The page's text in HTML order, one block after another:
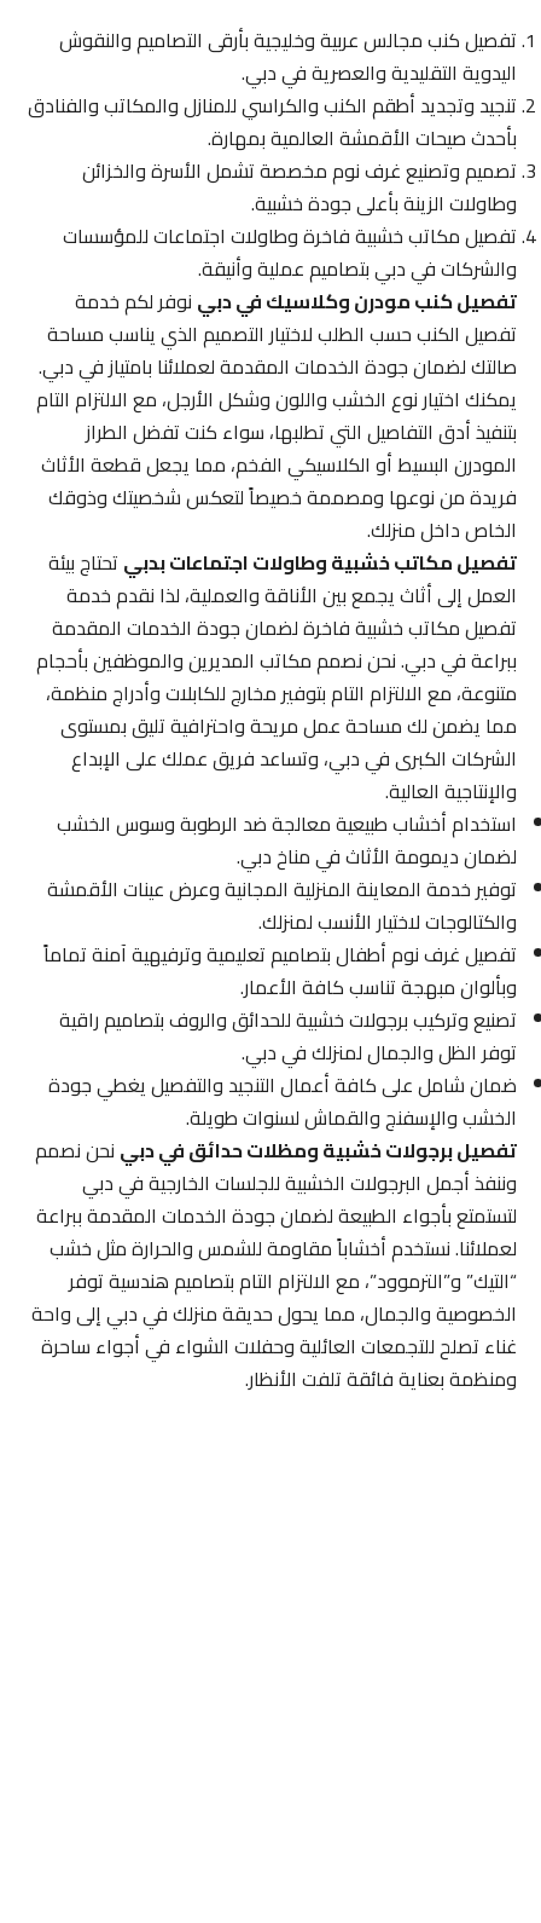
تفصيل كنب مجالس عربية وخليجية بأرقى التصاميم والنقوش
اليدوية التقليدية والعصرية في دبي.
تنجيد وتجديد أطقم الكنب والكراسي للمنازل والمكاتب والفنادق
بأحدث صيحات الأقمشة العالمية بمهارة.
تصميم وتصنيع غرف نوم مخصصة تشمل الأسرة والخزائن
وطاولات الزينة بأعلى جودة خشبية.
تفصيل مكاتب خشبية فاخرة وطاولات اجتماعات للمؤسسات
والشركات في دبي بتصاميم عملية وأنيقة.
تفصيل كنب مودرن وكلاسيك في دبينوفر لكم خدمة
تفصيل الكنب حسب الطلب لاختيار التصميم الذي يناسب مساحة
صالتك لضمان جودة الخدمات المقدمة لعملائنا بامتياز في دبي.
يمكنك اختيار نوع الخشب واللون وشكل الأرجل، مع الالتزام التام
بتنفيذ أدق التفاصيل التي تطلبها، سواء كنت تفضل الطراز
المودرن البسيط أو الكلاسيكي الفخم، مما يجعل قطعة الأثاث
فريدة من نوعها ومصممة خصيصاً لتعكس شخصيتك وذوقك
الخاص داخل منزلك.
تفصيل مكاتب خشبية وطاولات اجتماعات بدبيتحتاج بيئة
العمل إلى أثاث يجمع بين الأناقة والعملية، لذا نقدم خدمة
تفصيل مكاتب خشبية فاخرة لضمان جودة الخدمات المقدمة
ببراعة في دبي. نحن نصمم مكاتب المديرين والموظفين بأحجام
متنوعة، مع الالتزام التام بتوفير مخارج للكابلات وأدراج منظمة،
مما يضمن لك مساحة عمل مريحة واحترافية تليق بمستوى
الشركات الكبرى في دبي، وتساعد فريق عملك على الإبداع
والإنتاجية العالية.
استخدام أخشاب طبيعية معالجة ضد الرطوبة وسوس الخشب
لضمان ديمومة الأثاث في مناخ دبي.
توفير خدمة المعاينة المنزلية المجانية وعرض عينات الأقمشة
والكتالوجات لاختيار الأنسب لمنزلك.
تفصيل غرف نوم أطفال بتصاميم تعليمية وترفيهية آمنة تماماً
وبألوان مبهجة تناسب كافة الأعمار.
تصنيع وتركيب برجولات خشبية للحدائق والروف بتصاميم راقية
توفر الظل والجمال لمنزلك في دبي.
ضمان شامل على كافة أعمال التنجيد والتفصيل يغطي جودة
الخشب والإسفنج والقماش لسنوات طويلة.
تفصيل برجولات خشبية ومظلات حدائق في دبينحن نصمم
وننفذ أجمل البرجولات الخشبية للجلسات الخارجية في دبي
لتستمتع بأجواء الطبيعة لضمان جودة الخدمات المقدمة ببراعة
لعملائنا. نستخدم أخشاباً مقاومة للشمس والحرارة مثل خشب
“التيك” و”الترموود”، مع الالتزام التام بتصاميم هندسية توفر
الخصوصية والجمال، مما يحول حديقة منزلك في دبي إلى واحة
غناء تصلح للتجمعات العائلية وحفلات الشواء في أجواء ساحرة
ومنظمة بعناية فائقة تلفت الأنظار.